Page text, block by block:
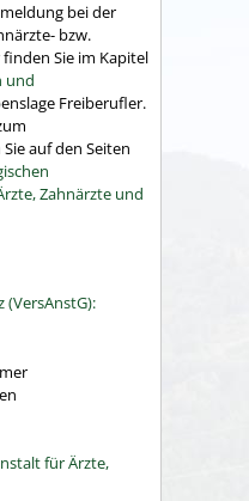
bei der
bzw.
Sie im Kapitel
und
Freiberufler.
auf den Seiten
Zahnärzte und
(VersAnstG):
für Ärzte,